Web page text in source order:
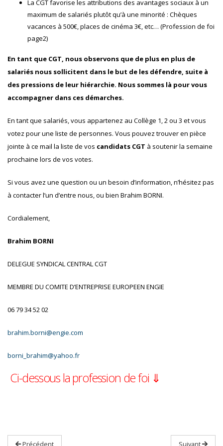
La CGT favorise les attributions des avantages sociaux à un
maximum de salariés plutôt qu’à une minorité : Chèques
vacances à 500€, places de cinéma 3€, etc… (Profession de foi
page2)
En tant que CGT, nous observons que de plus en plus de
salariés nous sollicitent dans le but de les défendre, suite à
des pressions de leur hiérarchie. Nous sommes là pour vous
accompagner dans ces démarches.
En tant que salariés, vous appartenez au Collège 1, 2 ou 3 et vous
votez pour une liste de personnes. Vous pouvez trouver en pièce
jointe à ce mail la liste de vos candidats CGT à soutenir la semaine
prochaine lors de vos votes.
Si vous avez une question ou un besoin d’information, n’hésitez pas
à contacter l’un d’entre nous, ou bien Brahim BORNI.
Cordialement,
Brahim BORNI
DELEGUE SYNDICAL CENTRAL CGT
MEMBRE DU COMITE D’ENTREPRISE EUROPEEN ENGIE
06 79 34 52 02
brahim.borni@engie.com
borni_brahim@yahoo.fr
Ci-dessous la profession de foi ⇓
Précédent Suivant